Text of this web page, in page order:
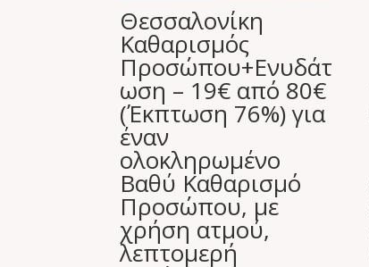
Θεσσαλονίκη
Καθαρισμός
Προσώπου+Eνυδάτ
ωση – 19€ από 80€
(Έκπτωση 76%) για
έναν
ολοκληρωμένο
Βαθύ Καθαρισμό
Προσώπου, με
χρήση ατμού,
λεπτομερή